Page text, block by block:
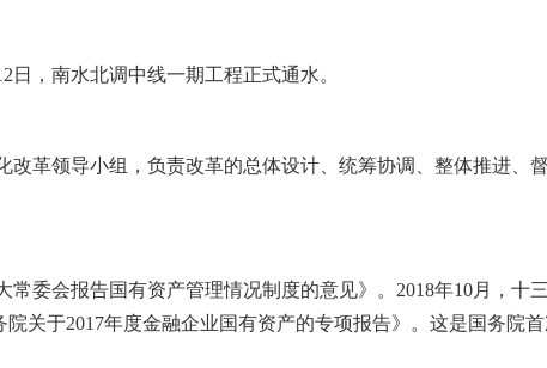
，南水北调中线一期工程正式通水。
革领导小组，负责改革的总体设计、统筹协调、整体推进、
会报告国有资产管理情况制度的意见》。2018年10月，十
关于2017年度金融企业国有资产的专项报告》。这是国务院